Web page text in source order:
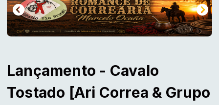
Lançamento - Cavalo
Tostado [Ari Correa & Grupo